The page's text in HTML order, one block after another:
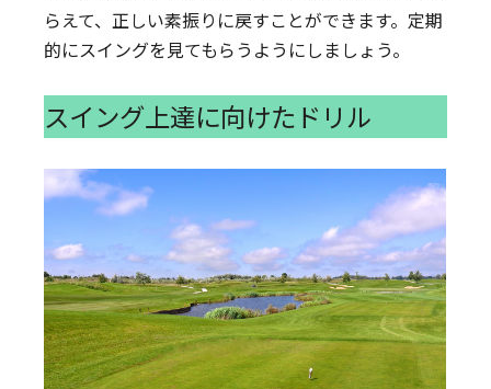
らえて、正しい素振りに戻すことができます。定期
的にスイングを見てもらうようにしましょう。
スイング上達に向けたドリル